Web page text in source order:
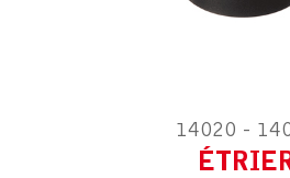
14020 -
ÉQUERRE MURALE